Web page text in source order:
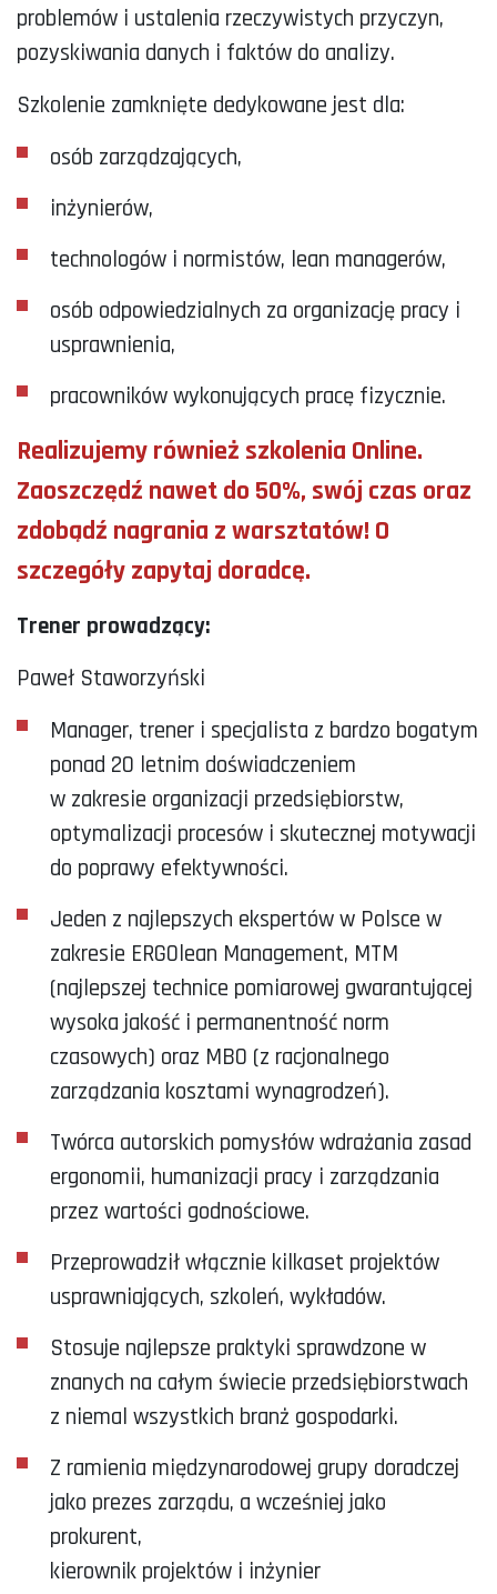
problemów i ustalenia rzeczywistych przyczyn,
pozyskiwania danych i faktów do analizy.
Szkolenie zamknięte dedykowane jest dla:
osób zarządzających,
inżynierów,
technologów i normistów, lean managerów,
osób odpowiedzialnych za organizację pracy i
usprawnienia,
pracowników wykonujących pracę fizycznie.
Realizujemy również szkolenia Online.
Zaoszczędź nawet do 50%, swój czas oraz
zdobądź nagrania z warsztatów! O
szczegóły zapytaj doradcę.
Trener prowadzący:
Paweł Staworzyński
Manager, trener i specjalista z bardzo bogatym
ponad 20 letnim doświadczeniem
w zakresie organizacji przedsiębiorstw,
optymalizacji procesów i skutecznej motywacji
do poprawy efektywności.
Jeden z najlepszych ekspertów w Polsce w
zakresie ERGOlean Management, MTM
(najlepszej technice pomiarowej gwarantującej
wysoka jakość i permanentność norm
czasowych) oraz MBO (z racjonalnego
zarządzania kosztami wynagrodzeń).
Twórca autorskich pomysłów wdrażania zasad
ergonomii, humanizacji pracy i zarządzania
przez wartości godnościowe.
Przeprowadził włącznie kilkaset projektów
usprawniających, szkoleń, wykładów.
Stosuje najlepsze praktyki sprawdzone w
znanych na całym świecie przedsiębiorstwach
z niemal wszystkich branż gospodarki.
Z ramienia międzynarodowej grupy doradczej
jako prezes zarządu, a wcześniej jako
prokurent,
kierownik projektów i inżynier